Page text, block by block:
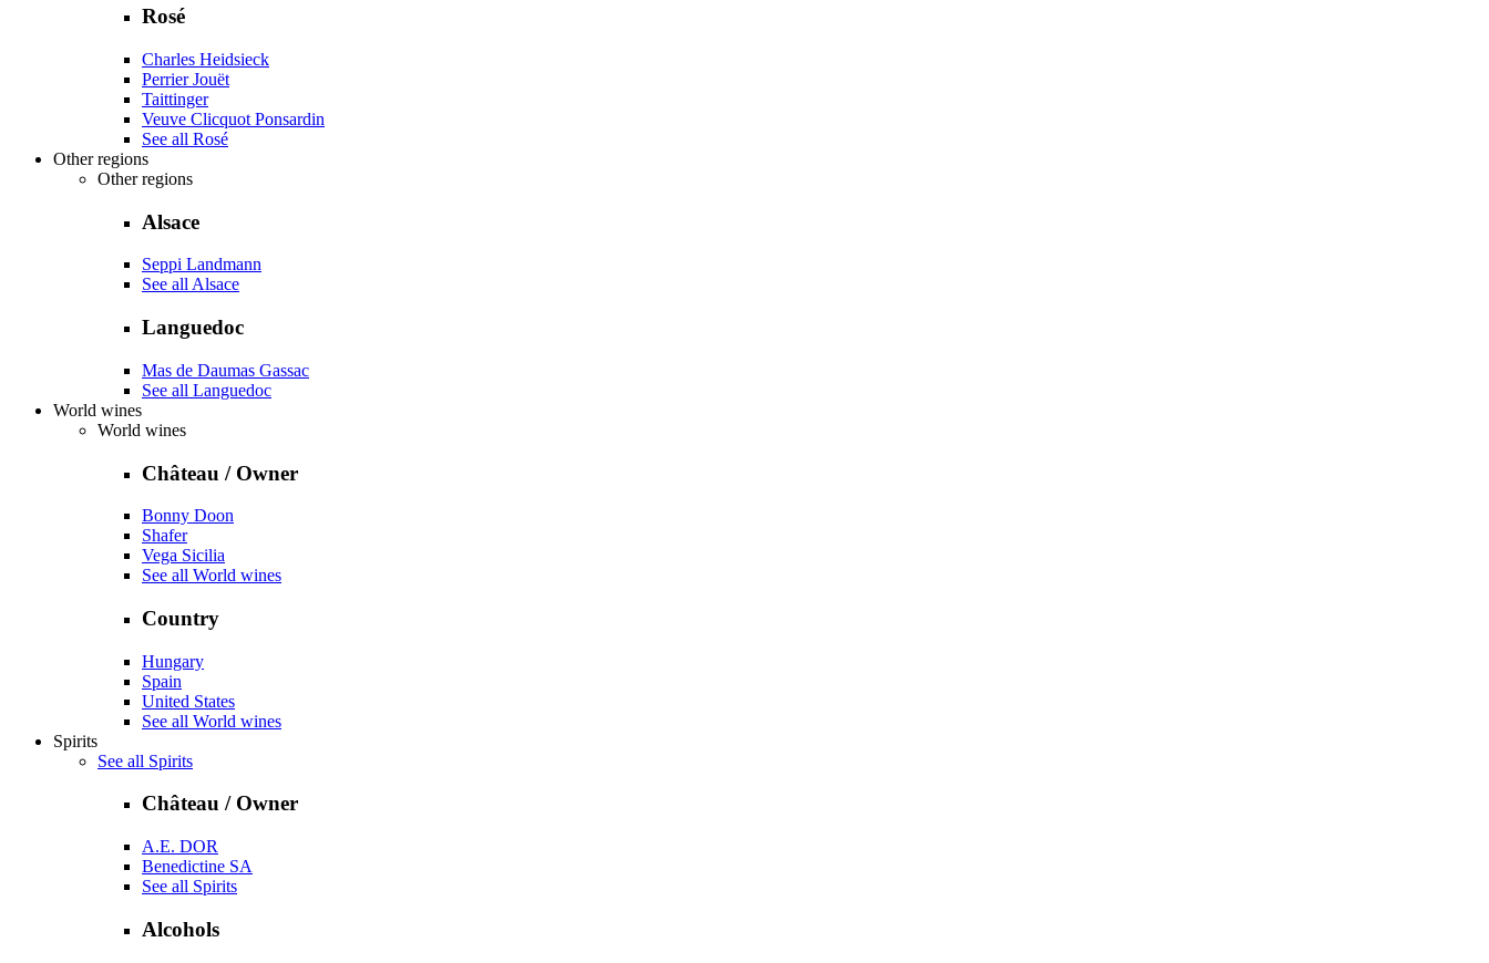
Rosé
Charles Heidsieck
Perrier Jouët
Taittinger
Veuve Clicquot Ponsardin
See all Rosé
Other regions
Other regions
Alsace
Seppi Landmann
See all Alsace
Languedoc
Mas de Daumas Gassac
See all Languedoc
World wines
World wines
Château / Owner
Bonny Doon
Shafer
Vega Sicilia
See all World wines
Country
Hungary
Spain
United States
See all World wines
Spirits
See all Spirits
Château / Owner
A.E. DOR
Benedictine SA
See all Spirits
Alcohols